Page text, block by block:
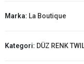
Marka: La Boutique
Kategori: DÜZ RENK